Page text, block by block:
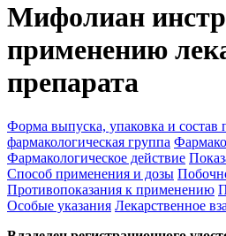
Мифолиан
применению
препарата
Форма выпуска, упаковка и состав
фармакологическая группа
Фармакологическое действие
Способ применения и дозы
Противопоказания к применению
Особые указания Лекарственное